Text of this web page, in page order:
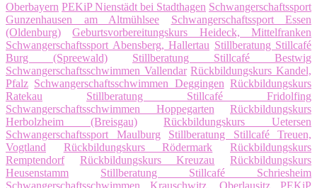
Oberbayern PEKiP Nienstädt bei Stadthagen Schwangerschaftssport
Gunzenhausen am Altmühlsee
Schwangerschaftssport Essen
(Oldenburg)
Geburtsvorbereitungskurs Heideck, Mittelfranken
Schwangerschaftssport Abensberg, Hallertau Stillberatung Stillcafé
Burg (Spreewald)
Stillberatung Stillcafé Bestwig
Schwangerschaftsschwimmen Vallendar Rückbildungskurs Kandel,
Pfalz Schwangerschaftsschwimmen Deggingen Rückbildungskurs
Ratekau
Stillberatung Stillcafé Fridolfing
Schwangerschaftsschwimmen Hoppegarten
Rückbildungskurs
Herbolzheim (Breisgau)
Rückbildungskurs Uetersen
Schwangerschaftssport Maulburg
Stillberatung Stillcafé Treuen,
Vogtland
Rückbildungskurs Rödermark
Rückbildungskurs
Remptendorf
Rückbildungskurs Kreuzau
Rückbildungskurs
Heusenstamm
Stillberatung Stillcafé Schriesheim
Schwangerschaftsschwimmen Krauschwitz, Oberlausitz
PEKiP